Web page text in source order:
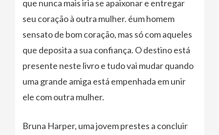
que nunca mais iria se apaixonar e entregar
seu coração à outra mulher. éum homem
sensato de bom coração, mas só com aqueles
que deposita a sua confiança. O destino está
presente neste livro e tudo vai mudar quando
uma grande amiga está empenhada em unir
ele com outra mulher.
Bruna Harper, uma jovem prestes a concluir